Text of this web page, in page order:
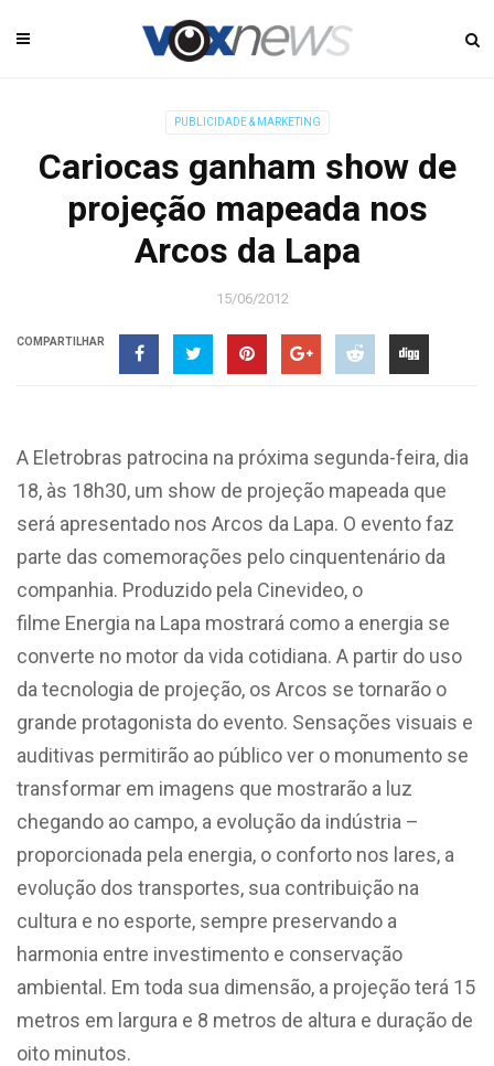
PUBLICIDADE & MARKETING
Cariocas ganham show de
projeção mapeada nos
Arcos da Lapa
15/06/2012
COMPARTILHAR
A Eletrobras patrocina na próxima segunda-feira, dia
18, às 18h30, um show de projeção mapeada que
será apresentado nos Arcos da Lapa. O evento faz
parte das comemorações pelo cinquentenário da
companhia. Produzido pela Cinevideo, o
filme Energia na Lapa mostrará como a energia se
converte no motor da vida cotidiana. A partir do uso
da tecnologia de projeção, os Arcos se tornarão o
grande protagonista do evento. Sensações visuais e
auditivas permitirão ao público ver o monumento se
transformar em imagens que mostrarão a luz
chegando ao campo, a evolução da indústria –
proporcionada pela energia, o conforto nos lares, a
evolução dos transportes, sua contribuição na
cultura e no esporte, sempre preservando a
harmonia entre investimento e conservação
ambiental. Em toda sua dimensão, a projeção terá 15
metros em largura e 8 metros de altura e duração de
oito minutos.